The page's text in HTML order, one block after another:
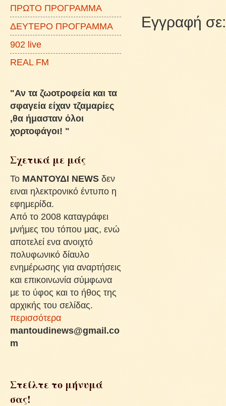
Εγγραφή
ΠΡΩΤΟ ΠΡΟΓΡΑΜΜΑ
ΔΕΥΤΕΡΟ ΠΡΟΓΡΑΜΜΑ
902 live
REAL FM
"Αν τα ζωοτροφεία και τα
σφαγεία είχαν τζαμαρίες
,θα ήμασταν όλοι
χορτοφάγοι! "
Σχετικά με μάς
To ΜΑΝΤΟΥΔΙ NEWS δεν
ειναι ηλεκτρονικό έντυπο η
εφημερίδα.
Από το 2008 καταγράφει
μνήμες του τόπου μας, ενώ
αποτελεί ενα ανοιχτό
πολυφωνικό δίαυλο
ενημέρωσης για αναρτήσεις
και επικοινωνία σύμφωνα
με το ύφος και το ήθος της
αρχικής του σελίδας.
περισσότερα
mantoudinews@gmail.co
m
Στείλτε το μήνυμά
σας!